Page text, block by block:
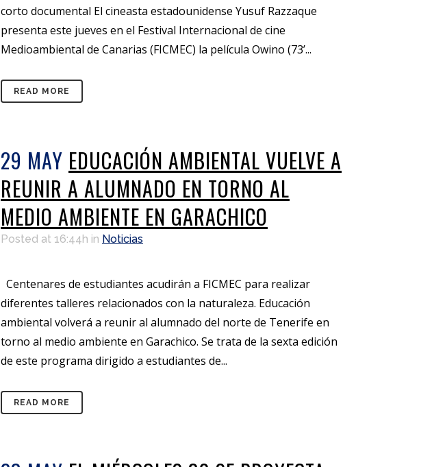
corto documental El cineasta estadounidense Yusuf Razzaque
presenta este jueves en el Festival Internacional de cine
Medioambiental de Canarias (FICMEC) la película Owino (73’...
READ MORE
29 MAY EDUCACIÓN AMBIENTAL VUELVE A
REUNIR A ALUMNADO EN TORNO AL
MEDIO AMBIENTE EN GARACHICO
Posted at 16:44h in Noticias
Centenares de estudiantes acudirán a FICMEC para realizar
diferentes talleres relacionados con la naturaleza. Educación
ambiental volverá a reunir al alumnado del norte de Tenerife en
torno al medio ambiente en Garachico. Se trata de la sexta edición
de este programa dirigido a estudiantes de...
READ MORE